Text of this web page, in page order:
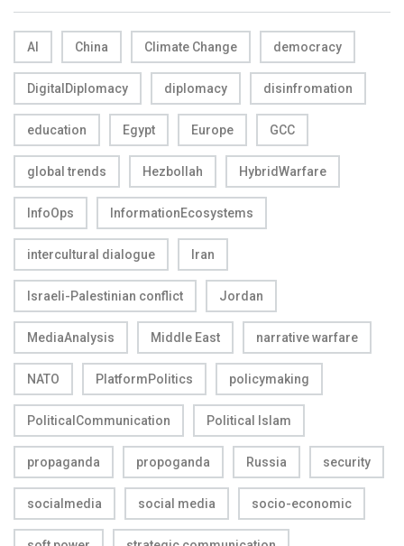
AI China Climate Change democracy
DigitalDiplomacy diplomacy disinfromation
education Egypt Europe GCC
global trends Hezbollah HybridWarfare
InfoOps InformationEcosystems
intercultural dialogue Iran
Israeli-Palestinian conflict Jordan
MediaAnalysis Middle East narrative warfare
NATO PlatformPolitics policymaking
PoliticalCommunication Political Islam
propaganda propoganda Russia security
socialmedia social media socio-economic